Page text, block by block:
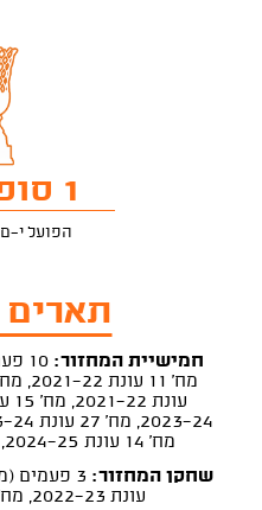
1 סופרקאפ
הפועל י-ם (2025-
תארים
חמישיית המחזור:
מח' 14 עונת 2024-25, מח' 20 עונת 2024-25)
שחקן המחזור:
עונת 2022-23, מח' 13 עונת 2024-25)